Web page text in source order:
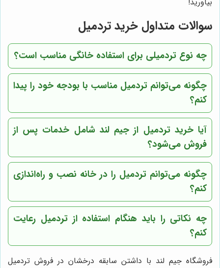
سوالات متداول خرید تردمیل
چه نوع تردمیلی برای استفاده خانگی مناسب است؟
چگونه می‌توانم تردمیل مناسب با بودجه خود را پیدا
کنم؟
آیا خرید تردمیل از جیم لند شامل خدمات پس از
فروش می‌شود؟
چگونه می‌توانم تردمیل را در خانه نصب و راه‌اندازی
کنم؟
چه نکاتی را باید هنگام استفاده از تردمیل رعایت
کنم؟
فروشگاه جیم لند با داشتن سابقه درخشان در فروش تردمیل